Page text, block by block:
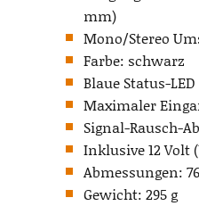
mm)
Mono/Stereo
Farbe: schwarz
Blaue Status-LED
Maximaler
Signal-Rausch-
Inklusive 12 Volt
Abmessungen:
Gewicht: 295 g